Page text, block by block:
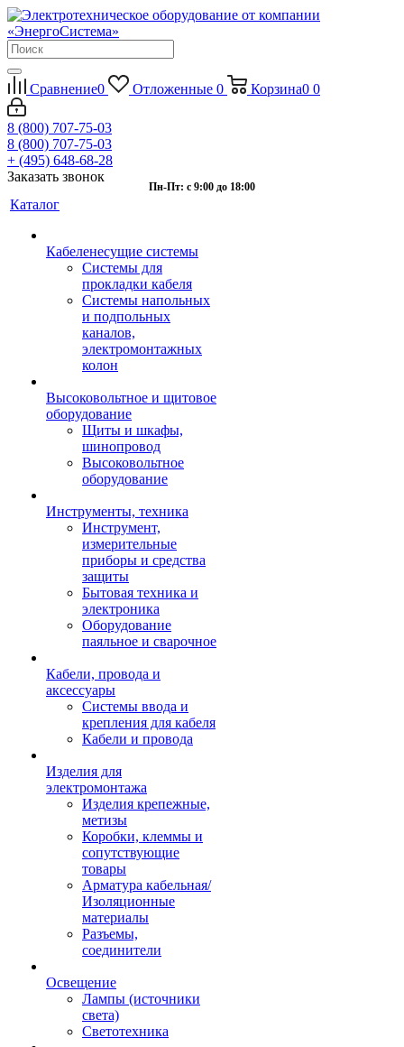
Сравнение0 Отложенные 0 Корзина0 0
8 (800) 707-75-03
8 (800) 707-75-03
+ (495) 648-68-28
Заказать звонок
Пн-Пт: с 9:00 до 18:00
Каталог
Кабеленесущие системы
Системы для
прокладки кабеля
Системы напольных
и подпольных
каналов,
электромонтажных
колон
Высоковольтное и щитовое
оборудование
Щиты и шкафы,
шинопровод
Высоковольтное
оборудование
Инструменты, техника
Инструмент,
измерительные
приборы и средства
защиты
Бытовая техника и
электроника
Оборудование
паяльное и сварочное
Кабели, провода и
аксессуары
Системы ввода и
крепления для кабеля
Кабели и провода
Изделия для
электромонтажа
Изделия крепежные,
метизы
Коробки, клеммы и
сопутствующие
товары
Арматура кабельная/
Изоляционные
материалы
Разъемы,
соединители
Освещение
Лампы (источники
света)
Светотехника